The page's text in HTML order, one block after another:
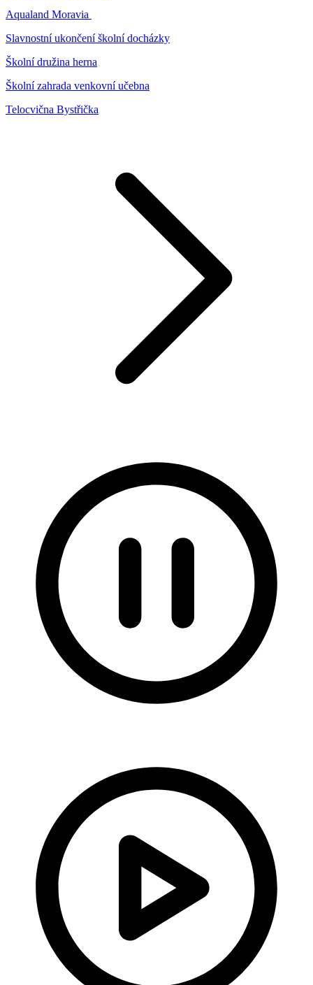
Aqualand Moravia
Slavnostní ukončení školní docházky
Školní družina herna
Školní zahrada venkovní učebna
Telocvična Bystřička